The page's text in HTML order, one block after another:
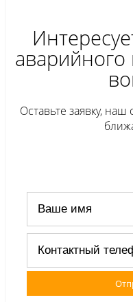
аварийного
Оставьте заявку,